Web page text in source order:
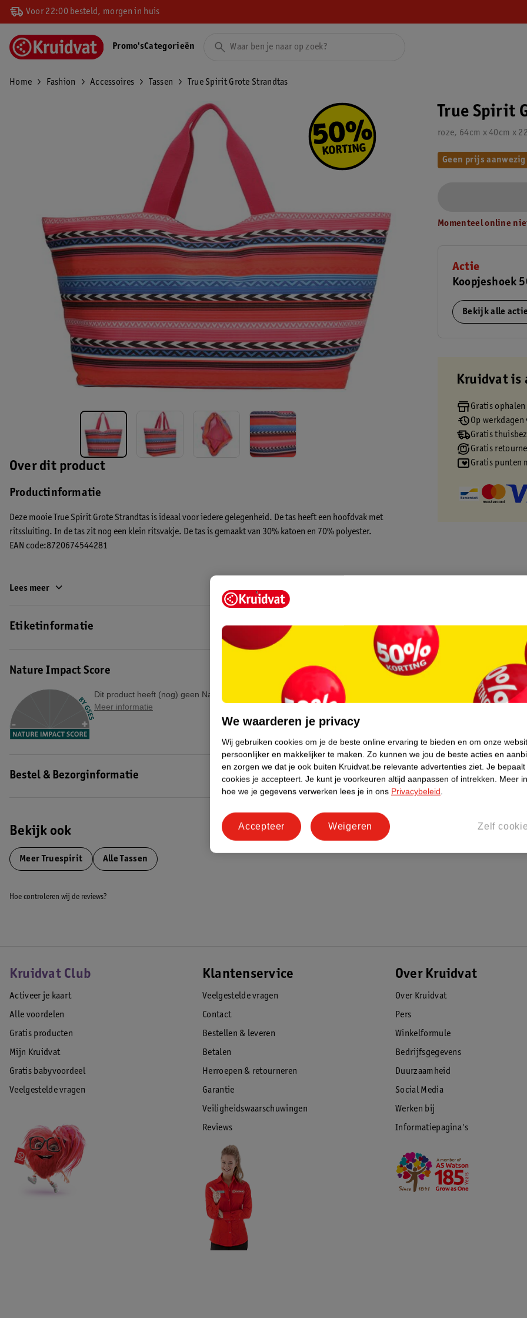
Voor 22:00 besteld, morgen in huis
Promo'sCategorieën
Home Fashion Accessoires Tassen True Spirit Grote Strandtas
Over dit product
Productinformatie
Deze mooie True Spirit Grote Strandtas is ideaal voor iedere gelegenheid. De tas heeft een hoofdvak met
ritssluiting. In de tas zit nog een klein ritsvakje. De tas is gemaakt van 30% katoen en 70% polyester.
EAN code:8720674544281
Lees meer
Etiketinformatie
Nature Impact Score
Dit product heeft (nog) geen Nature Impact Score.
Meer informatie
Bestel & Bezorginformatie
Bekijk ook
MeerTruespirit Alle Tassen
True Spirit
roze, 64cm x 40cm x
Geen prijs aanwezig
Momenteel online
Actie
Koopjeshoek
Bekijk alle
Kruidvat is
Gratis
Op
Gratis
Gratis
Gratis punten
Hoe controleren wij de reviews?
Kruidvat Club
Activeer je kaart
Alle voordelen
Gratis producten
Mijn Kruidvat
Gratis babyvoordeel
Veelgestelde vragen
Klantenservice
Veelgestelde vragen
Contact
Bestellen & leveren
Betalen
Herroepen & retourneren
Garantie
Veiligheidswaarschuwingen
Reviews
Over Kruidvat
Over Kruidvat
Pers
Winkelformule
Bedrijfsgegevens
Duurzaamheid
Social Media
Werken bij
Informatiepagina's
We waarderen je privacy
Wij gebruiken cookies om je de beste online ervaring te bieden en om onze
persoonlijker en makkelijker te maken. Zo kunnen we jou de beste acties en
en zorgen we dat je ook buiten Kruidvat.be relevante advertenties ziet. Je
cookies je accepteert. Je kunt je voorkeuren altijd aanpassen of intrekken. Meer
hoe we je gegevens verwerken lees je in ons Privacybeleid.
Zelf
Weigeren
Accepteer